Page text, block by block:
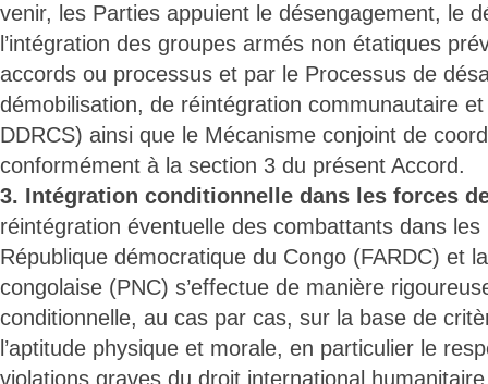
venir, les Parties appuient le désengagement, le
l’intégration des groupes armés non étatiques
accords ou processus et par le Processus de
démobilisation, de réintégration communautaire
DDRCS) ainsi que le Mécanisme conjoint de
conformément à la section 3 du présent Accord.
3. Intégration conditionnelle dans les forces
réintégration éventuelle des combattants dans
République démocratique du Congo (FARDC) et
congolaise (PNC) s’effectue de manière
conditionnelle, au cas par cas, sur la base de
l’aptitude physique et morale, en particulier le
violations graves du droit international